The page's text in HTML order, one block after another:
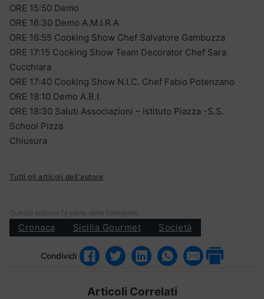
ORE 15:50 Demo
ORE 16:30 Demo A.M.I.R.A
ORE 16:55 Cooking Show Chef Salvatore Gambuzza
ORE 17:15 Cooking Show Team Decorator Chef Sara
Cucchiara
ORE 17:40 Cooking Show N.I.C. Chef Fabio Potenzano
ORE 18:10 Demo A.B.I.
ORE 18:30 Saluti Associazioni – Istituto Piazza -S.S.
School Pizza
Chiusura
Tutti gli articoli dell'autore
Questo articolo fa parte delle categorie:
Cronaca Sicilia Gourmet Società
Condividi
Articoli Correlati